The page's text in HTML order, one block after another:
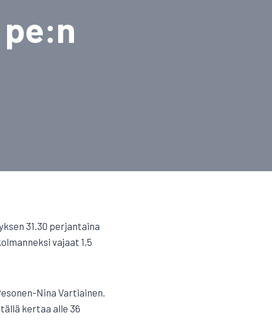
31.30 perjantaina
vajaat 1,5
Nina Vartiainen.
kertaa alle 36